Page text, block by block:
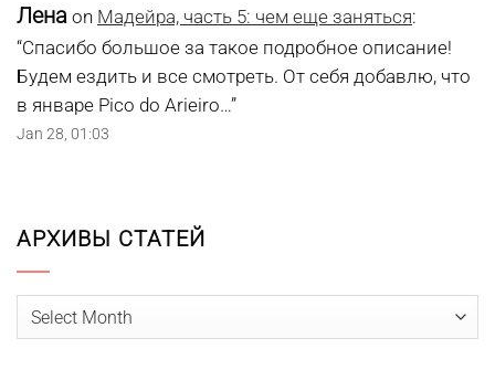
Лена on Мадейра, часть 5: чем еще заняться:
“Спасибо большое за такое подробное описание!
Будем ездить и все смотреть. От себя добавлю, что
в январе Pico do Arieiro…”
Jan 28, 01:03
АРХИВЫ СТАТЕЙ
Архивы
статей